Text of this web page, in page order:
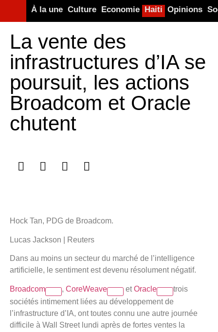
À la une Culture Economie Haiti Opinions
La vente des
infrastructures d’IA se
poursuit, les actions
Broadcom et Oracle
chutent
Hock Tan, PDG de Broadcom.
Lucas Jackson | Reuters
Dans au moins un secteur du marché de l’intelligence
artificielle, le sentiment est devenu résolument négatif.
Broadcom , CoreWeave etOracle
trois
sociétés intimement liées au développement de
l’infrastructure d’IA, ont toutes connu une autre journée
difficile à Wall Street lundi après de fortes ventes la